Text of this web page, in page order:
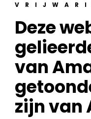
Deze
van
zijn van